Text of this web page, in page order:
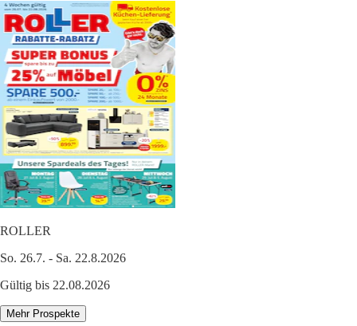
ROLLER
So. 26.7. - Sa. 22.8.2026
Gültig bis 22.08.2026
Mehr Prospekte